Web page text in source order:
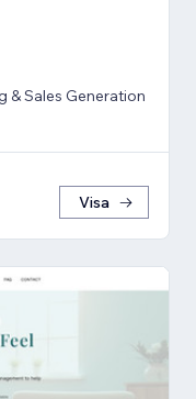
& Sales Generation
Visa